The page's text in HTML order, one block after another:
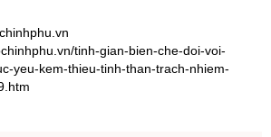
tinh-gian-bien-che-doi-voi-
yeu-kem-thieu-tinh-than-trach-nhiem-